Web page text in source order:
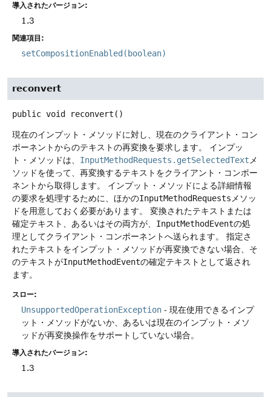
導入されたバージョン:
1.3
関連項目:
setCompositionEnabled(boolean)
reconvert
public void reconvert ()
現在のインプット・メソッドに対し、現在のクライアント・コン
ポーネントからのテキストの再変換を要求します。
インプッ
ト・メソッドは、 InputMethodRequests.getSelectedText メ
ソッドを使って、再変換するテキストをクライアント・コンポー
ネントから取得します。
インプット・メソッドによる詳細情報
の要求を処理するために、ほかのInputMethodRequests メソッ
ドを用意しておく必要があります。
変換されたテキストまたは
確定テキスト、あるいはその両方が、 InputMethodEventの処
理としてクライアント・コンポーネントへ送られます。
指定さ
れたテキストをインプット・メソッドが再変換できない場合、そ
のテキストがInputMethodEventの確定テキストとして返され
ます。
スロー:
UnsupportedOperationException - 現在使用できるインプ
ット・メソッドがないか、あるいは現在のインプット・メソ
ッドが再変換操作をサポートしていない場合。
導入されたバージョン:
1.3